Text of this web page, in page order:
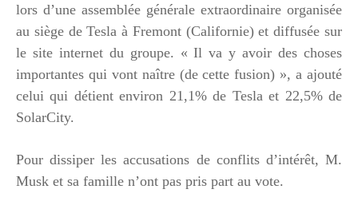
lors d’une assemblée générale extraordinaire organisée
au siège de Tesla à Fremont (Californie) et diffusée sur
le site internet du groupe. « Il va y avoir des choses
importantes qui vont naître (de cette fusion) », a ajouté
celui qui détient environ 21,1% de Tesla et 22,5% de
SolarCity.
Pour dissiper les accusations de conflits d’intérêt, M.
Musk et sa famille n’ont pas pris part au vote.